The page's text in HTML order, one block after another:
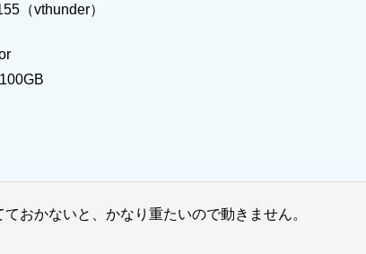
（vthunder）
おかないと、かなり重たいので動きません。